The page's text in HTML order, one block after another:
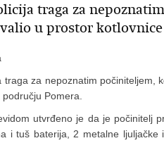
traga za
u prostor
traga za nepoznatim počiniteljem,
Pomera.
utvrđeno je da je počinitelj
i tuš baterija, 2 metalne